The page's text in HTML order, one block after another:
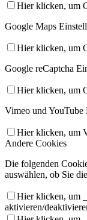
Hier klicken, um
Google Maps
Hier klicken, um
Google reCaptcha
Hier klicken, um
Vimeo und YouTube
Hier klicken, um
Andere Cookies
Die folgenden
auswählen, ob Sie
Hier klicken, um
aktivieren/